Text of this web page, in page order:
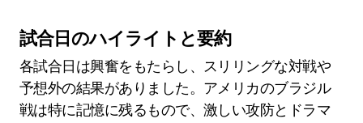
試合日のハイライトと要約
各試合日は興奮をもたらし、スリリングな対戦や
予想外の結果がありました。アメリカのブラジル
戦は特に記憶に残るもので、激しい攻防とドラマ